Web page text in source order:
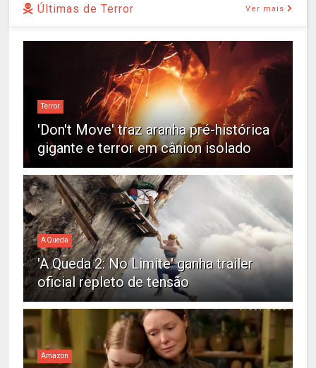
Últimas de Terror Ver mais
Terror
'Don't Move' traz aranha pré-histórica
gigante e terror em cânion isolado
A Queda
'A Queda 2: No Limite' ganha trailer
oficial repleto de tensão
Amazon